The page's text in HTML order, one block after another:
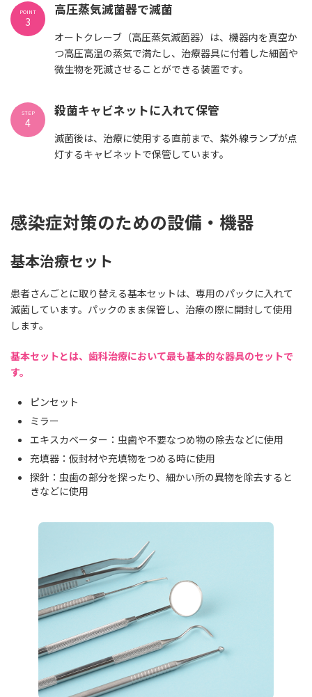
高圧蒸気滅菌器で滅菌
オートクレーブ（高圧蒸気滅菌器）は、機器内を真空か
つ高圧高温の蒸気で満たし、治療器具に付着した細菌や
微生物を死滅させることができる装置です。
POINT
3
殺菌キャビネットに入れて保管
滅菌後は、治療に使用する直前まで、紫外線ランプが点
灯するキャビネットで保管しています。
STEP
4
感染症対策のための設備・機器
基本治療セット
患者さんごとに取り替える基本セットは、専用のパックに入れて
滅菌しています。パックのまま保管し、治療の際に開封して使用
します。
基本セットとは、歯科治療において最も基本的な器具のセットで
す。
ピンセット
ミラー
エキスカベーター：虫歯や不要なつめ物の除去などに使用
充填器：仮封材や充填物をつめる時に使用
探針：虫歯の部分を探ったり、細かい所の異物を除去すると
きなどに使用